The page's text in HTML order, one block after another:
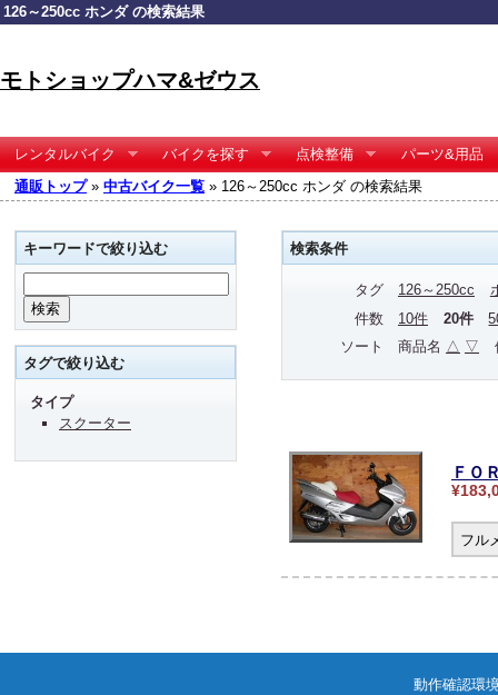
126～250cc ホンダ の検索結果
モトショップハマ&ゼウス
レンタルバイク バイクを探す 点検整備
パーツ&用品
通販トップ» 中古バイク一覧 » 126～250cc ホンダ の検索結果
検索条件
タグ 126～250cc
件数
10件 20件
ソート
商品名 △ ▽
ＦＯ
フル
キーワードで絞り込む
タグで絞り込む
タイプ
スクーター
動作確認環